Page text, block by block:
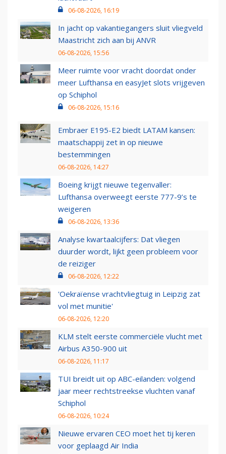
06-08-2026, 16:19
In jacht op vakantiegangers sluit vliegveld
Maastricht zich aan bij ANVR
06-08-2026, 15:56
Meer ruimte voor vracht doordat onder
meer Lufthansa en easyJet slots vrijgeven
op Schiphol
06-08-2026, 15:16
Embraer E195-E2 biedt LATAM kansen:
maatschappij zet in op nieuwe
bestemmingen
06-08-2026, 14:27
Boeing krijgt nieuwe tegenvaller:
Lufthansa overweegt eerste 777-9’s te
weigeren
06-08-2026, 13:36
Analyse kwartaalcijfers: Dat vliegen
duurder wordt, lijkt geen probleem voor
de reiziger
06-08-2026, 12:22
'Oekraïense vrachtvliegtuig in Leipzig zat
vol met munitie'
06-08-2026, 12:20
KLM stelt eerste commerciële vlucht met
Airbus A350-900 uit
06-08-2026, 11:17
TUI breidt uit op ABC-eilanden: volgend
jaar meer rechtstreekse vluchten vanaf
Schiphol
06-08-2026, 10:24
Nieuwe ervaren CEO moet het tij keren
voor geplaagd Air India